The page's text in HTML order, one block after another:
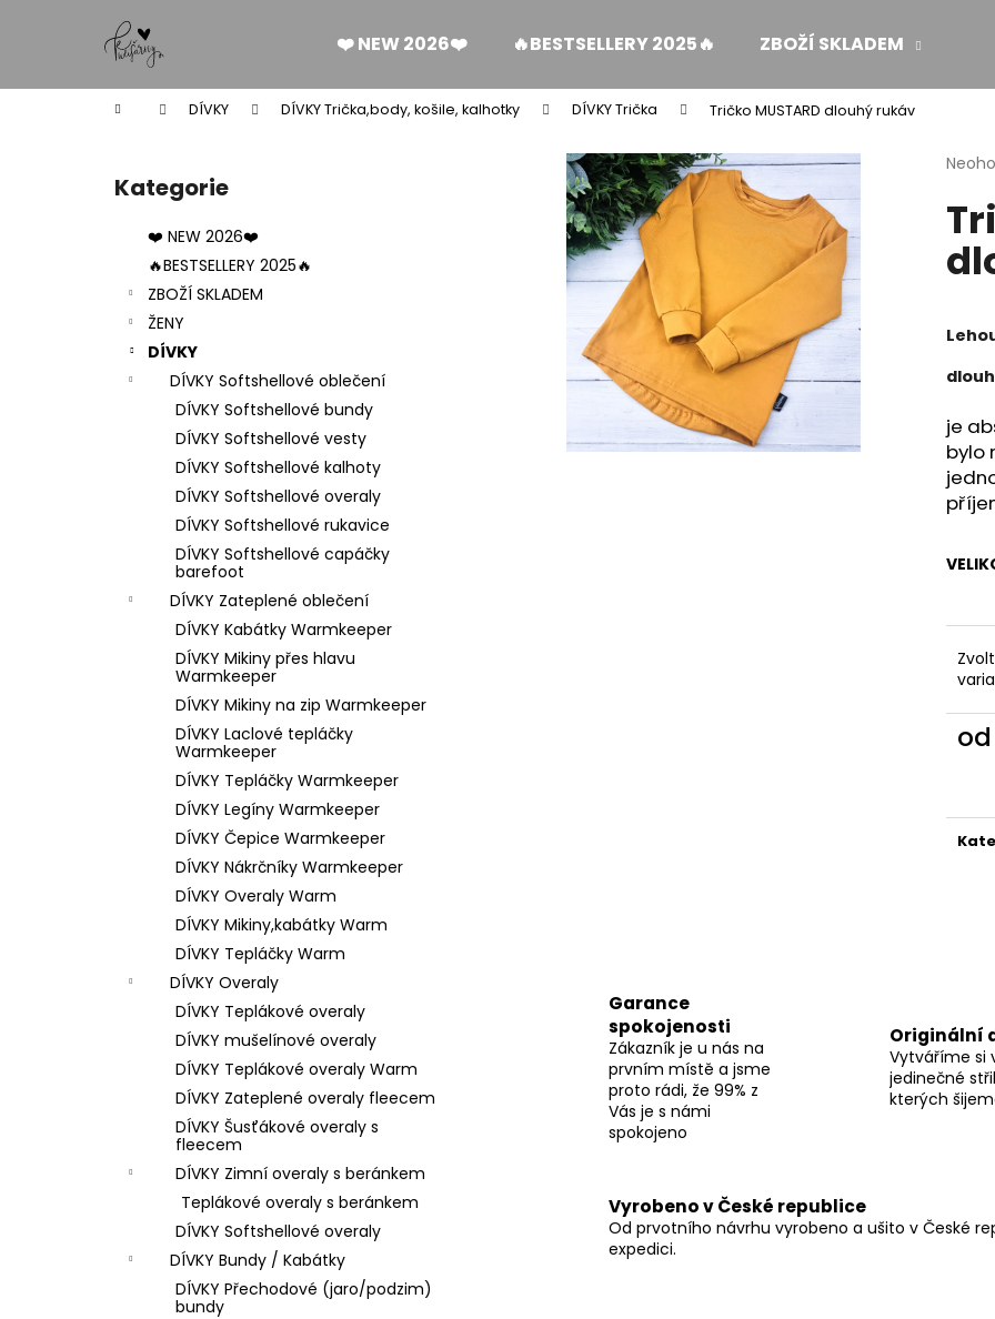
❤️ NEW 2026❤️ 🔥BESTSELLERY 2025🔥 ZBOŽÍ SKLADEM
Domů DÍVKY DÍVKY Trička,body, košile, kalhotky DÍVKY Trička Tričko MUSTARD dlouhý rukáv
Přeskočit
kategorie
Kategorie
❤️ NEW 2026❤️
🔥BESTSELLERY 2025🔥
ZBOŽÍ SKLADEM
ŽENY
DÍVKY
DÍVKY Softshellové oblečení
DÍVKY Softshellové bundy
DÍVKY Softshellové vesty
DÍVKY Softshellové kalhoty
DÍVKY Softshellové overaly
DÍVKY Softshellové rukavice
DÍVKY Softshellové capáčky
barefoot
DÍVKY Zateplené oblečení
DÍVKY Kabátky Warmkeeper
DÍVKY Mikiny přes hlavu
Warmkeeper
DÍVKY Mikiny na zip Warmkeeper
DÍVKY Laclové tepláčky
Warmkeeper
DÍVKY Tepláčky Warmkeeper
DÍVKY Legíny Warmkeeper
DÍVKY Čepice Warmkeeper
DÍVKY Nákrčníky Warmkeeper
DÍVKY Overaly Warm
DÍVKY Mikiny,kabátky Warm
DÍVKY Tepláčky Warm
DÍVKY Overaly
DÍVKY Teplákové overaly
DÍVKY mušelínové overaly
DÍVKY Teplákové overaly Warm
DÍVKY Zateplené overaly fleecem
DÍVKY Šusťákové overaly s
fleecem
DÍVKY Zimní overaly s beránkem
Teplákové overaly s beránkem
DÍVKY Softshellové overaly
DÍVKY Bundy / Kabátky
DÍVKY Přechodové (jaro/podzim)
bundy
0,0
z
je
bylo
od
Garance
spokojenosti
Zákazník je u nás na
prvním místě a jsme
proto rádi, že 99% z
Vás je s námi
spokojeno
Originální
Vytváříme si
jedinečné
kterých
Vyrobeno v České republice
Od prvotního návrhu vyrobeno a ušito v České
expedici.
í
Zpět
do
Zpět
do
Co potřebujete najít?
HLEDAT
Doporučujeme
DÁMSKÉ BERMUDY SILK BLACK
1 199 Kč
ZAVINOVACÍ